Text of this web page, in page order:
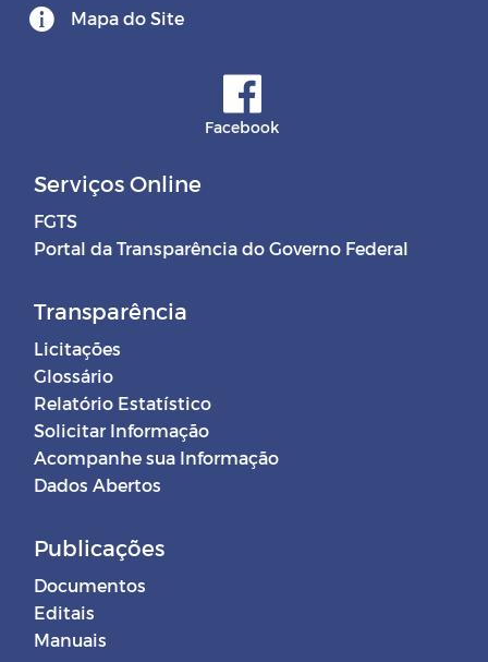
Mapa do Site
Facebook
Serviços Online
FGTS
Portal da Transparência do Governo Federal
Transparência
Licitações
Glossário
Relatório Estatístico
Solicitar Informação
Acompanhe sua Informação
Dados Abertos
Publicações
Documentos
Editais
Manuais